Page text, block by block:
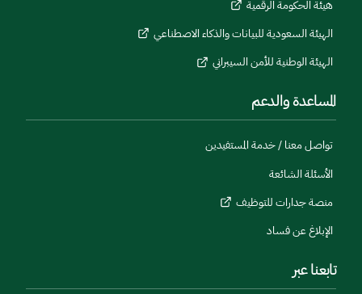
هيئة الحكومة الرقمية
الهيئة السعودية للبيانات والذكاء الاصطناعي
الهيئة الوطنية للأمن السيبراني
المساعدة والدعم
تواصل معنا / خدمة المستفيدين
الأسئلة الشائعة
منصة جدارات للتوظيف
الإبلاغ عن فساد
تابعنا عبر